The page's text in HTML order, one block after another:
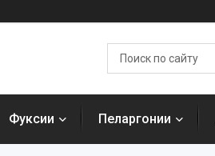
Фуксии Пеларгонии